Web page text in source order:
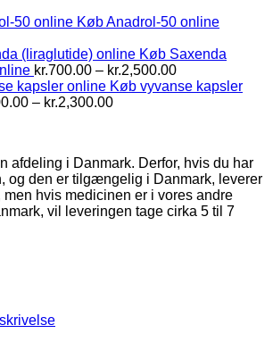
Køb Anadrol-50 online
Køb Saxenda
kr.700.00 – kr.2,500.00Prisinterval:
kr.700.00
Køb vyvanse kapsler
– kr.2,300.00Prisinterval:
afdeling i Danmark. Derfor, hvis du har
og den er tilgængelig i Danmark, leverer
hvis medicinen er i vores andre
vil leveringen tage cirka 5 til 7
Ingen